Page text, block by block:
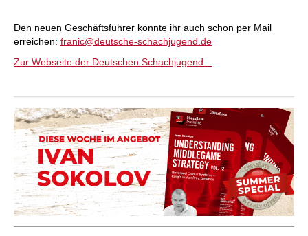
Den neuen Geschäftsführer könnte ihr auch schon per Mail
erreichen: franic@deutsche-schachjugend.de
Zur Webseite der Deutschen Schachjugend...